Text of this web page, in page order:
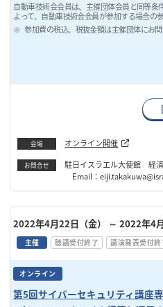
自動車技術会会員は、主催団体会員と同等条
よって、自動車技術会会員が参加する場合の参
参加費の税込、税抜金額は主催団体にお問
会場 オンライン開催
お問合せ
駐日イスラエル大使館 経
Email：
2022年4月22日（金） ～ 2022年4
主催 聴講受付終了 講演発表受付終
オンライン
第5回サイバーセキュリティ講